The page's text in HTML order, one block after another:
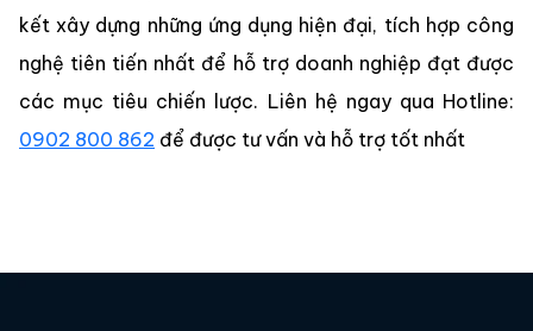
kết xây dựng những ứng dụng hiện đại, tích hợp công
nghệ tiên tiến nhất để hỗ trợ doanh nghiệp đạt được
các mục tiêu chiến lược. Liên hệ ngay qua Hotline:
0902 800 862‬ để được tư vấn và hỗ trợ tốt nhất